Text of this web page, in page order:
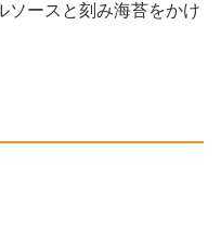
ソースと刻み海苔をかけ